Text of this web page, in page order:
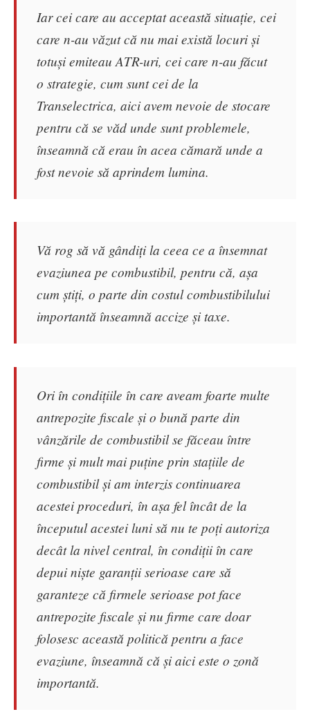
Iar cei care au acceptat această situație, cei
care n-au văzut că nu mai există locuri și
totuși emiteau ATR-uri, cei care n-au făcut
o strategie, cum sunt cei de la
Transelectrica, aici avem nevoie de stocare
pentru că se văd unde sunt problemele,
înseamnă că erau în acea cămară unde a
fost nevoie să aprindem lumina.
Vă rog să vă gândiți la ceea ce a însemnat
evaziunea pe combustibil, pentru că, așa
cum știți, o parte din costul combustibilului
importantă înseamnă accize și taxe.
Ori în condițiile în care aveam foarte multe
antrepozite fiscale și o bună parte din
vânzările de combustibil se făceau între
firme și mult mai puține prin stațiile de
combustibil și am interzis continuarea
acestei proceduri, în așa fel încât de la
începutul acestei luni să nu te poți autoriza
decât la nivel central, în condiții în care
depui niște garanții serioase care să
garanteze că firmele serioase pot face
antrepozite fiscale și nu firme care doar
folosesc această politică pentru a face
evaziune, înseamnă că și aici este o zonă
importantă.